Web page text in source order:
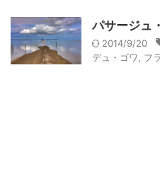
パサージュ
2014/9/20
デュ・ゴワ
フ